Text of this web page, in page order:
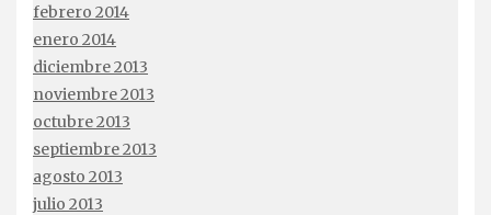
febrero 2014
enero 2014
diciembre 2013
noviembre 2013
octubre 2013
septiembre 2013
agosto 2013
julio 2013